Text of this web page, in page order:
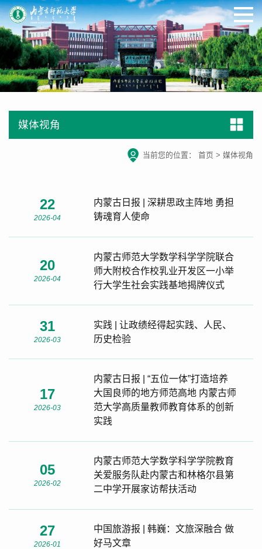
媒体视角
当前您的位置： 首页 > 媒体视角
22
2026-04
内蒙古日报 | 深耕思政主阵地 勇担
铸魂育人使命
20
2026-04
内蒙古师范大学数学科学学院联合
师大附校合作校乳业开发区一小举
行大学生社会实践基地揭牌仪式
31
2026-03
实践 | 让政绩经得起实践、人民、
历史检验
17
2026-03
内蒙古日报 | “五位一体”打造培养
大国良师的地方师范高地 内蒙古师
范大学高质量教师教育体系的创新
实践
05
2026-02
内蒙古师范大学数学科学学院教育
关爱服务队赴内蒙古和林格尔县第
二中学开展家访帮扶活动
27
2026-01
中国旅游报 | 韩巍：文旅深融合 做
好马文章